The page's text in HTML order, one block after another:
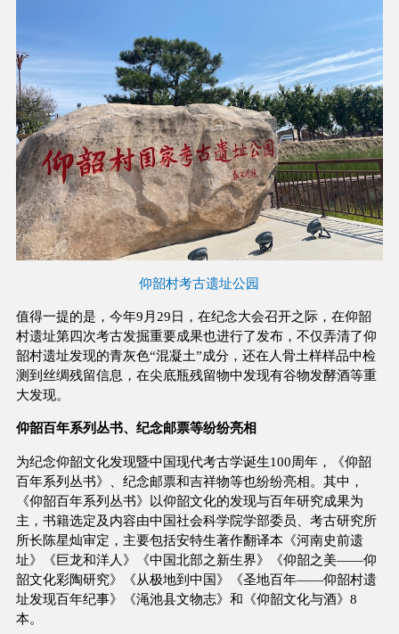
仰韶村考古遗址公园
值得一提的是，今年9月29日，在纪念大会召开之际，在仰韶
村遗址第四次考古发掘重要成果也进行了发布，不仅弄清了仰
韶村遗址发现的青灰色“混凝土”成分，还在人骨土样样品中检
测到丝绸残留信息，在尖底瓶残留物中发现有谷物发酵酒等重
大发现。
仰韶百年系列丛书、纪念邮票等纷纷亮相
为纪念仰韶文化发现暨中国现代考古学诞生100周年，《仰韶
百年系列丛书》、纪念邮票和吉祥物等也纷纷亮相。其中，
《仰韶百年系列丛书》以仰韶文化的发现与百年研究成果为
主，书籍选定及内容由中国社会科学院学部委员、考古研究所
所长陈星灿审定，主要包括安特生著作翻译本《河南史前遗
址》《巨龙和洋人》《中国北部之新生界》《仰韶之美——仰
韶文化彩陶研究》《从极地到中国》《圣地百年——仰韶村遗
址发现百年纪事》《渑池县文物志》和《仰韶文化与酒》8
本。